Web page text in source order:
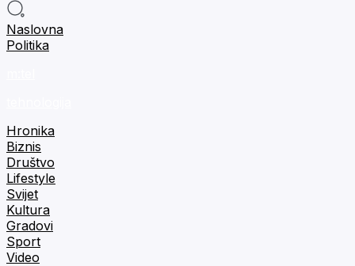
Naslovna
Politika
Hronika
Biznis
Društvo
Lifestyle
Svijet
Kultura
Gradovi
Sport
Video